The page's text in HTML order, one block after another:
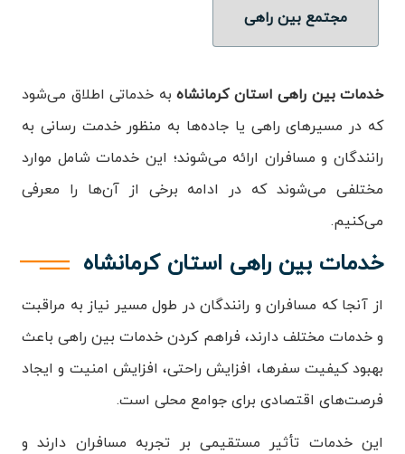
مجتمع بین راهی
خدمات بین راهی استان کرمانشاه به خدماتی اطلاق می‌شود
که در مسیرهای راهی یا جاده‌ها به منظور خدمت رسانی به
رانندگان و مسافران ارائه می‌شوند؛ این خدمات شامل موارد
مختلفی می‌شوند که در ادامه برخی از آن‌ها را معرفی
می‌کنیم.
خدمات بین راهی استان کرمانشاه
از آنجا که مسافران و رانندگان در طول مسیر نیاز به مراقبت
و خدمات مختلف دارند، فراهم کردن خدمات بین راهی باعث
بهبود کیفیت سفرها، افزایش راحتی، افزایش امنیت و ایجاد
فرصت‌های اقتصادی برای جوامع محلی است.
این خدمات تأثیر مستقیمی بر تجربه مسافران دارند و